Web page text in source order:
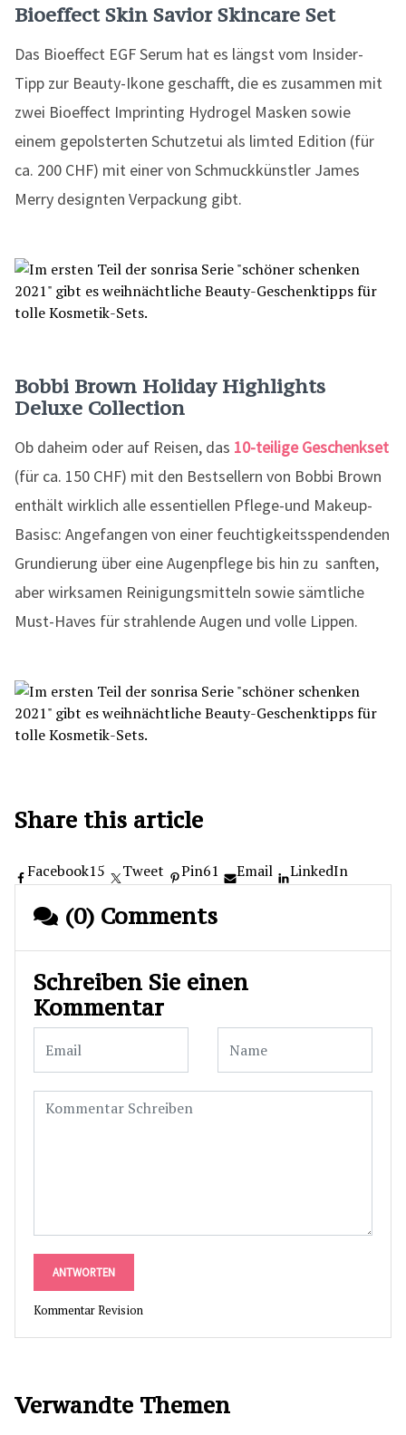
Bioeffect Skin Savior Skincare Set
Das Bioeffect EGF Serum hat es längst vom Insider-
Tipp zur Beauty-Ikone geschafft, die es zusammen mit
zwei Bioeffect Imprinting Hydrogel Masken sowie
einem gepolsterten Schutzetui als limted Edition (für
ca. 200 CHF) mit einer von Schmuckkünstler James
Merry designten Verpackung gibt.
Bobbi Brown Holiday Highlights
Deluxe Collection
Ob daheim oder auf Reisen, das 10-teilige Geschenkset
(für ca. 150 CHF) mit den Bestsellern von Bobbi Brown
enthält wirklich alle essentiellen Pflege-und Makeup-
Basisc: Angefangen von einer feuchtigkeitsspendenden
Grundierung über eine Augenpflege bis hin zu sanften,
aber wirksamen Reinigungsmitteln sowie sämtliche
Must-Haves für strahlende Augen und volle Lippen.
Share this article
Facebook15 Tweet Pin61 Email LinkedIn
(0) Comments
Schreiben Sie einen
Kommentar
ANTWORTEN
Kommentar Revision
Verwandte Themen